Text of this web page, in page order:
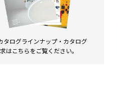
タログラインナップ・ カタログ
はこちらをご覧ください。